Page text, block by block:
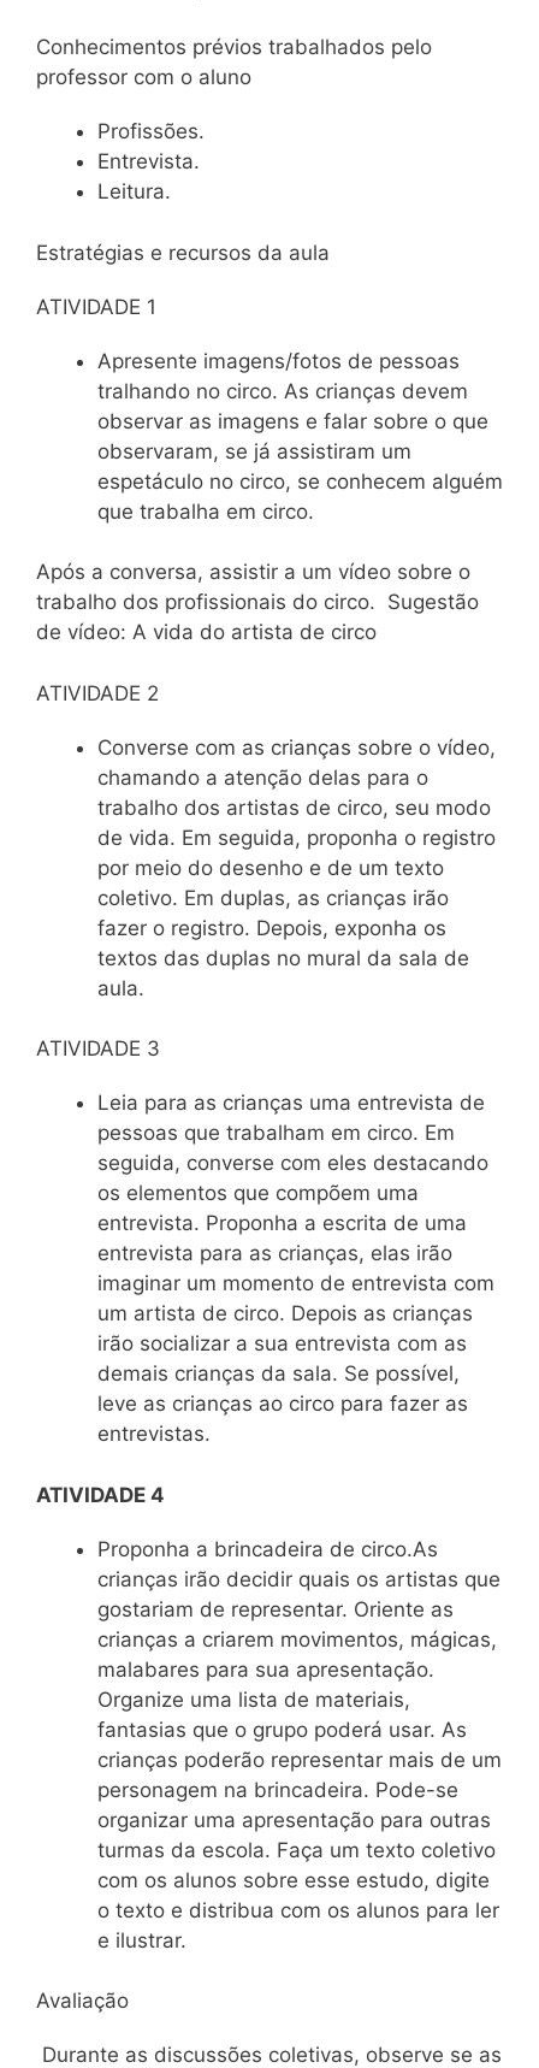
Conhecimentos prévios trabalhados pelo
professor com o aluno
Profissões.
Entrevista.
Leitura.
Estratégias e recursos da aula
ATIVIDADE 1
Apresente imagens/fotos de pessoas
tralhando no circo. As crianças devem
observar as imagens e falar sobre o que
observaram, se já assistiram um
espetáculo no circo, se conhecem alguém
que trabalha em circo.
Após a conversa, assistir a um vídeo sobre o
trabalho dos profissionais do circo. Sugestão
de vídeo: A vida do artista de circo
ATIVIDADE 2
Converse com as crianças sobre o vídeo,
chamando a atenção delas para o
trabalho dos artistas de circo, seu modo
de vida. Em seguida, proponha o registro
por meio do desenho e de um texto
coletivo. Em duplas, as crianças irão
fazer o registro. Depois, exponha os
textos das duplas no mural da sala de
aula.
ATIVIDADE 3
Leia para as crianças uma entrevista de
pessoas que trabalham em circo. Em
seguida, converse com eles destacando
os elementos que compõem uma
entrevista. Proponha a escrita de uma
entrevista para as crianças, elas irão
imaginar um momento de entrevista com
um artista de circo. Depois as crianças
irão socializar a sua entrevista com as
demais crianças da sala. Se possível,
leve as crianças ao circo para fazer as
entrevistas.
ATIVIDADE 4
Proponha a brincadeira de circo.As
crianças irão decidir quais os artistas que
gostariam de representar. Oriente as
crianças a criarem movimentos, mágicas,
malabares para sua apresentação.
Organize uma lista de materiais,
fantasias que o grupo poderá usar. As
crianças poderão representar mais de um
personagem na brincadeira. Pode-se
organizar uma apresentação para outras
turmas da escola. Faça um texto coletivo
com os alunos sobre esse estudo, digite
o texto e distribua com os alunos para ler
e ilustrar.
Avaliação
Durante as discussões coletivas, observe se as